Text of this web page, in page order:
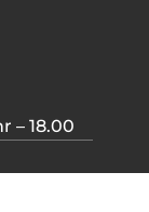
– 18.00